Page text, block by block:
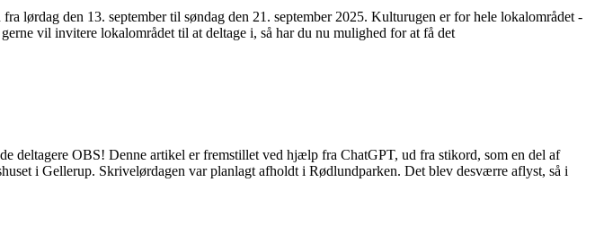
lørdag den 13. september til søndag den 21. september 2025. Kulturugen er for hele lokalområdet -
vil invitere lokalområdet til at deltage i, så har du nu mulighed for at få det
deltagere OBS! Denne artikel er fremstillet ved hjælp fra ChatGPT, ud fra stikord, som en del af
i Gellerup. Skrivelørdagen var planlagt afholdt i Rødlundparken. Det blev desværre aflyst, så i